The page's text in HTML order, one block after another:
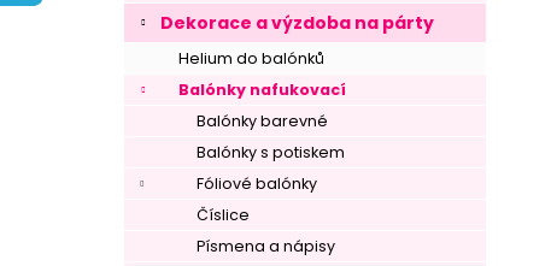
Dekorace a výzdoba na párty
Helium do balónků
Balónky nafukovací
Balónky barevné
Balónky s potiskem
Fóliové balónky
Číslice
Písmena a nápisy